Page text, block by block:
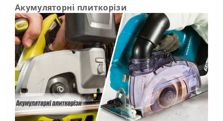
Акумуляторні плиткорізи